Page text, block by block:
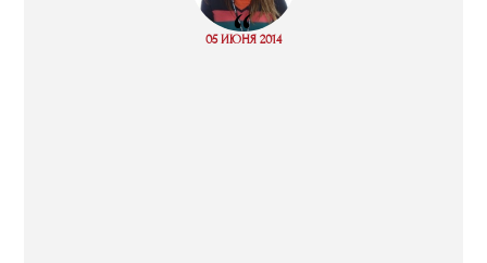
“
05 ИЮНЯ 2014
Read